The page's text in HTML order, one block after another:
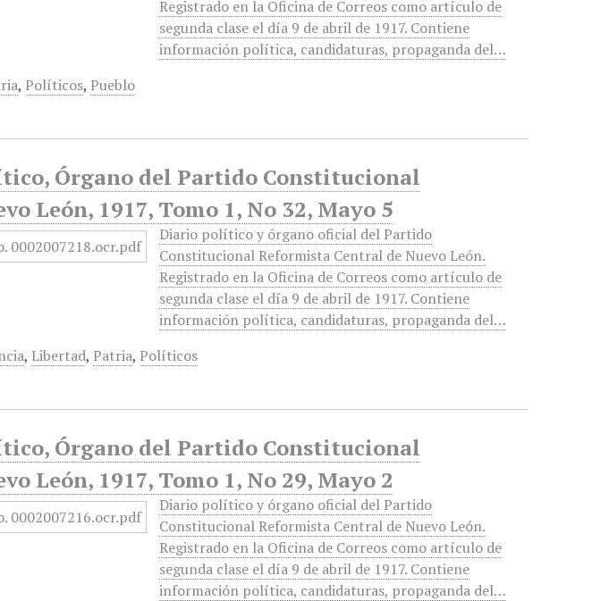
Registrado en la Oficina de Correos como artículo de
segunda clase el día 9 de abril de 1917. Contiene
información política, candidaturas, propaganda del…
, Políticos, Pueblo
Órgano del Partido Constitucional
León, 1917, Tomo 1, No 32, Mayo 5
Diario político y órgano oficial del Partido
Constitucional Reformista Central de Nuevo León.
Registrado en la Oficina de Correos como artículo de
segunda clase el día 9 de abril de 1917. Contiene
información política, candidaturas, propaganda del…
, Libertad, Patria, Políticos
Órgano del Partido Constitucional
León, 1917, Tomo 1, No 29, Mayo 2
Diario político y órgano oficial del Partido
Constitucional Reformista Central de Nuevo León.
Registrado en la Oficina de Correos como artículo de
segunda clase el día 9 de abril de 1917. Contiene
información política, candidaturas, propaganda del…